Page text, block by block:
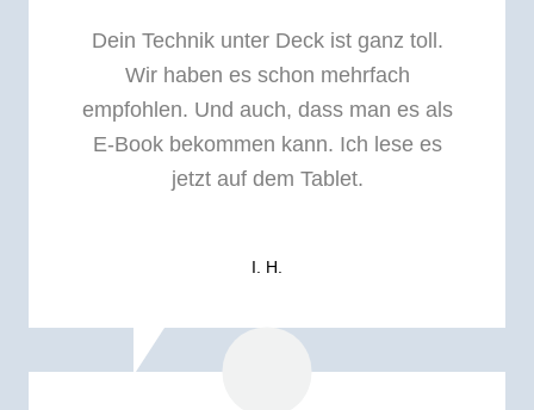
Dein Technik unter Deck ist ganz toll.
Wir haben es schon mehrfach
empfohlen. Und auch, dass man es als
E-Book bekommen kann. Ich lese es
jetzt auf dem Tablet.
I. H.